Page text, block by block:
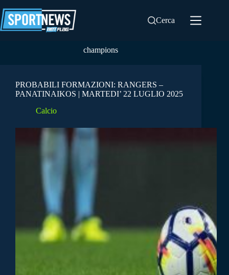
al
contenuto
Cerca
champions
PROBABILI FORMAZIONI: RANGERS –
PANATINAIKOS | MARTEDI’ 22 LUGLIO 2025
Calcio